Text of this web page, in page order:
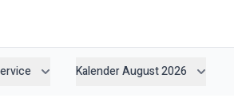
Kalender August 2026